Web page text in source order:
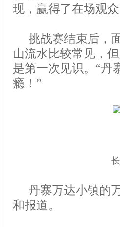
现，赢得了在场观众
挑战赛结束后，
山流水比较常见，
是第一次见识。“丹
瘾！”
丹寨万达小镇的
和报道。